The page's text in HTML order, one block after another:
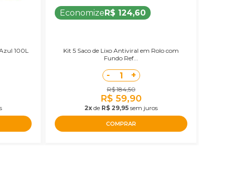
100L
EconomizeR$ 124,60
Kit 5 Saco de Lixo Antiviral em Rolo com
Fundo Ref...
- 1 +
R$ 184,50
R$ 59,90
2x de R$ 29,95 sem juros
COMPRAR